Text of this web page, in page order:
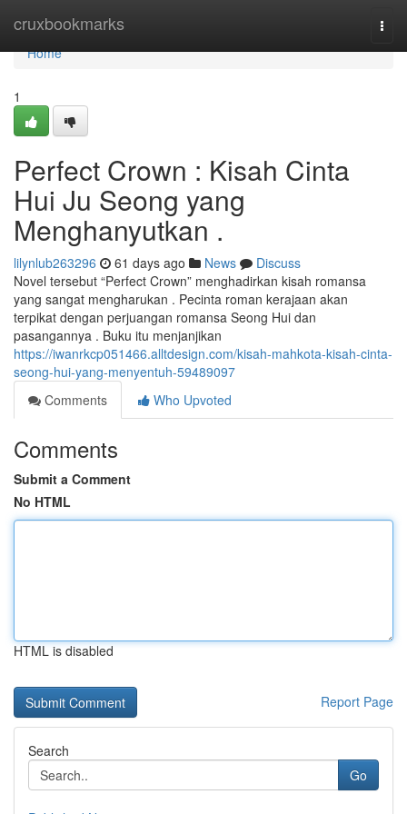
cruxbookmarks
Home
Home
1
Perfect Crown : Kisah Cinta
Hui Ju Seong yang
Menghanyutkan .
lilynlub263296 61 days ago News
Discuss
Novel tersebut “Perfect Crown” menghadirkan kisah romansa
yang sangat mengharukan . Pecinta roman kerajaan akan
terpikat dengan perjuangan romansa Seong Hui dan
pasangannya . Buku itu menjanjikan
https://iwanrkcp051466.alltdesign.com/kisah-mahkota-kisah-cinta-
seong-hui-yang-menyentuh-59489097
Comments
Who Upvoted
Comments
Submit a Comment
No HTML
HTML is disabled
Report Page
Search
Go